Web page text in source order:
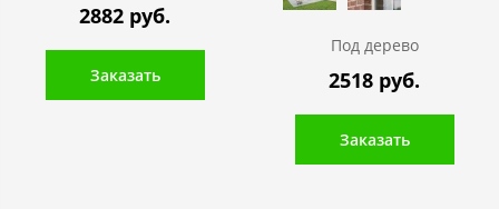
2882 руб.
Заказать
Под дерево
2518 руб.
Заказать